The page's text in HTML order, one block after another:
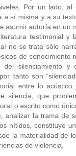
Por un lado, al
a sí misma y a su
asumir autoría en un
testimonial y
no se trata sólo
de conocimiento
del silenciamiento
tanto son
entre lo
que
o escrito como
analizar la trama de
nítidos, constituye
la materialidad de
de violencia.